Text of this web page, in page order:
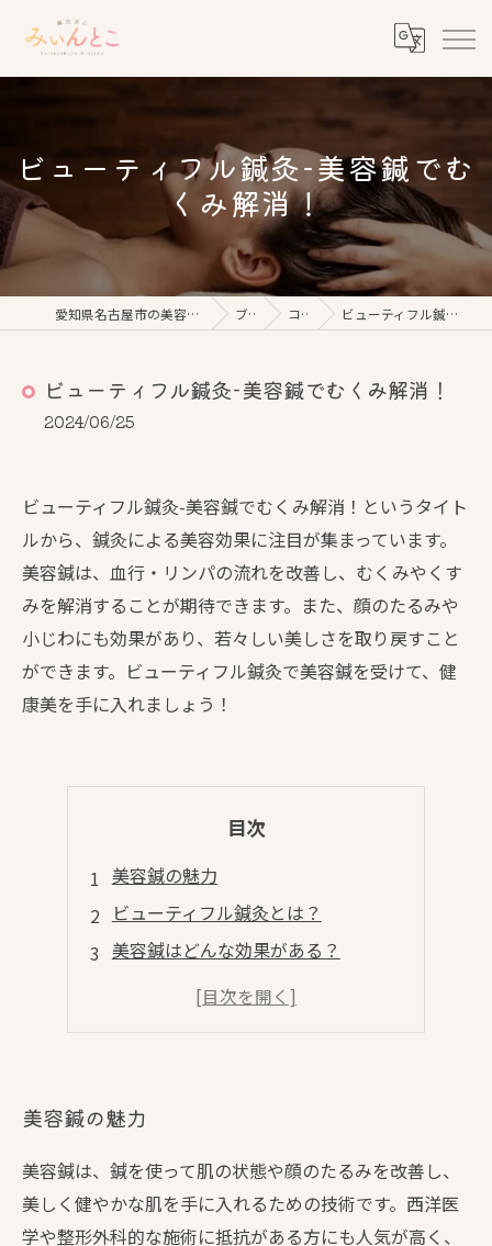
ビューティフル鍼灸-美容鍼でむ
くみ解消！
愛知県名古屋市の美容鍼なら鍼灸美心みぃんとこ ブログ コラム ビューティフル鍼灸-美容鍼でむくみ解消！
ビューティフル鍼灸-美容鍼でむくみ解消！
2024/06/25
ビューティフル鍼灸-美容鍼でむくみ解消！というタイト
ルから、鍼灸による美容効果に注目が集まっています。
美容鍼は、血行・リンパの流れを改善し、むくみやくす
みを解消することが期待できます。また、顔のたるみや
小じわにも効果があり、若々しい美しさを取り戻すこと
ができます。ビューティフル鍼灸で美容鍼を受けて、健
康美を手に入れましょう！
目次
美容鍼の魅力
ビューティフル鍼灸とは？
美容鍼はどんな効果がある？
美容鍼がおすすめな人
美容鍼の魅力
美容鍼は、鍼を使って肌の状態や顔のたるみを改善し、
美しく健やかな肌を手に入れるための技術です。西洋医
学や整形外科的な施術に抵抗がある方にも人気が高く、